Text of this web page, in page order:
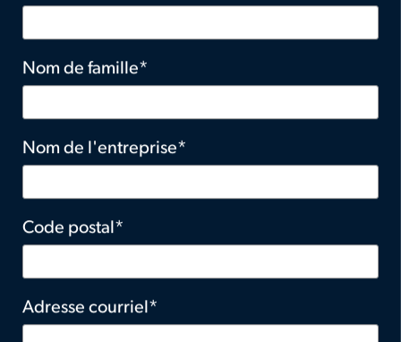
Nom de famille
Nom de l'entreprise
Code postal
Adresse courriel